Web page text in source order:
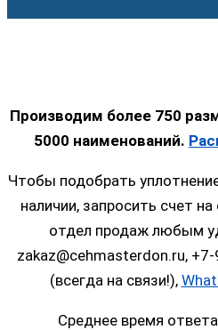
Производим более 750
5000 наименований.
Чтобы подобрать
наличии, запросить счет
отдел продаж любым
zakaz@cehmasterdon.ru,
(всегда на связи!),
Среднее время